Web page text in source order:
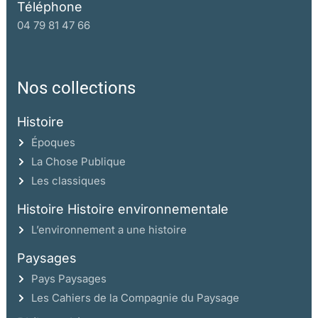
Excusatio propter infirmitatem
Le recours au paradoxal
Paradigme Rimbaud: biographies d’un silence
Vie du poète ou œuvre-vie?
Un silence mal entendu?
Un silence de dissensus
Dialogue de sourds autour d’un silence
Célébrations mythologiques:
Contre-offensives anti-mythologiques
Rimbaud devant ses biographes:
une perspective historique
Téléphone
04 79 81 47 66
Nos collections
Histoire
Époques
La Chose Publique
Les classiques
Histoire Histoire environnementale
L’environnement a une histoire
Paysages
Pays Paysages
Les Cahiers de la Compagnie du Paysage